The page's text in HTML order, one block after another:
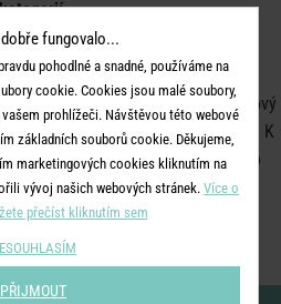
Je jen jedna věc lepší než stylový
s někým sdílet slunečné chvíle. K
určeny naše sestavy zahradního
výběr zahrnuje klasické sestavy
židlemi nebo pohodlné, variabilní
fungovalo...
pohodlné a snadné, používáme na
cookie. Cookies jsou malé soubory,
prohlížeči. Návštěvou této webové
základních souborů cookie. Děkujeme,
marketingových cookies kliknutím na
vývoj našich webových stránek. Více o
přečíst kliknutím sem
PŘIJMOUT